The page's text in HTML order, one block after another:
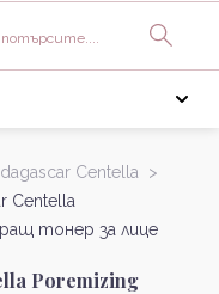
Centella >
Centella
тонер за лице
Poremizing